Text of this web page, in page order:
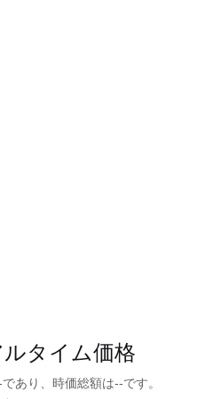
タイム価格
あり、時価総額は--です。